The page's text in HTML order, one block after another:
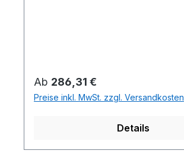
Regulärer Preis:
Ab 286,31 €
Preise inkl. MwSt. zzgl. Versandkosten
Details